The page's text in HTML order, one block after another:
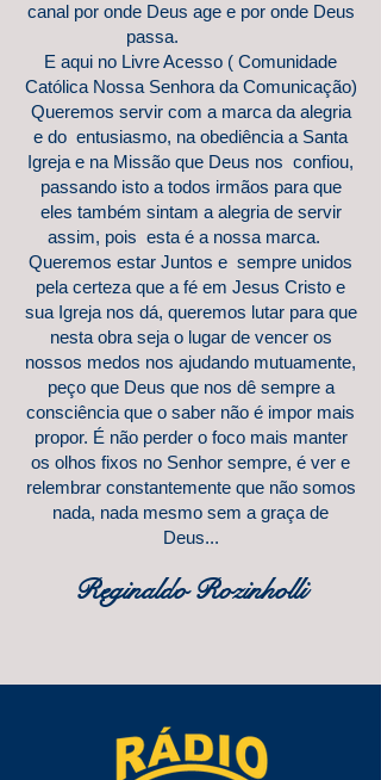
canal por onde Deus age e por onde Deus
passa.
E aqui no Livre Acesso ( Comunidade
Católica Nossa Senhora da Comunicação)
Queremos servir com a marca da alegria
e do entusiasmo, na obediência a Santa
Igreja e na Missão que Deus nos confiou,
passando isto a todos irmãos para que
eles também sintam a alegria de servir
assim, pois esta é a nossa marca.
Queremos estar Juntos e sempre unidos
pela certeza que a fé em Jesus Cristo e
sua Igreja nos dá, queremos lutar para que
nesta obra seja o lugar de vencer os
nossos medos nos ajudando mutuamente,
peço que Deus que nos dê sempre a
consciência que o saber não é impor mais
propor. É não perder o foco mais manter
os olhos fixos no Senhor sempre, é ver e
relembrar constantemente que não somos
nada, nada mesmo sem a graça de
Deus...
Reginaldo Rozinholli